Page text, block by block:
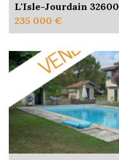
L'Isle-Jourdain 32600
235 000 €